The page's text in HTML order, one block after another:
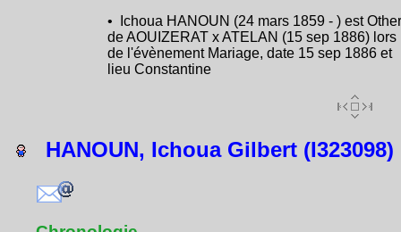
• Ichoua HANOUN (24 mars 1859 - ) est Other
de AOUIZERAT x ATELAN (15 sep 1886) lors
de l'évènement Mariage, date 15 sep 1886 et
lieu Constantine
HANOUN, Ichoua Gilbert (I323098)